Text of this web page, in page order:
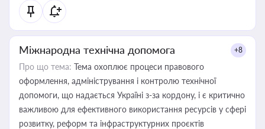
Міжнародна технічна допомога +8
Про що тема: Тема охоплює процеси правового
оформлення, адміністрування і контролю технічної
допомоги, що надається Україні з-за кордону, і є критично
важливою для ефективного використання ресурсів у сфері
розвитку, реформ та інфраструктурних проєктів